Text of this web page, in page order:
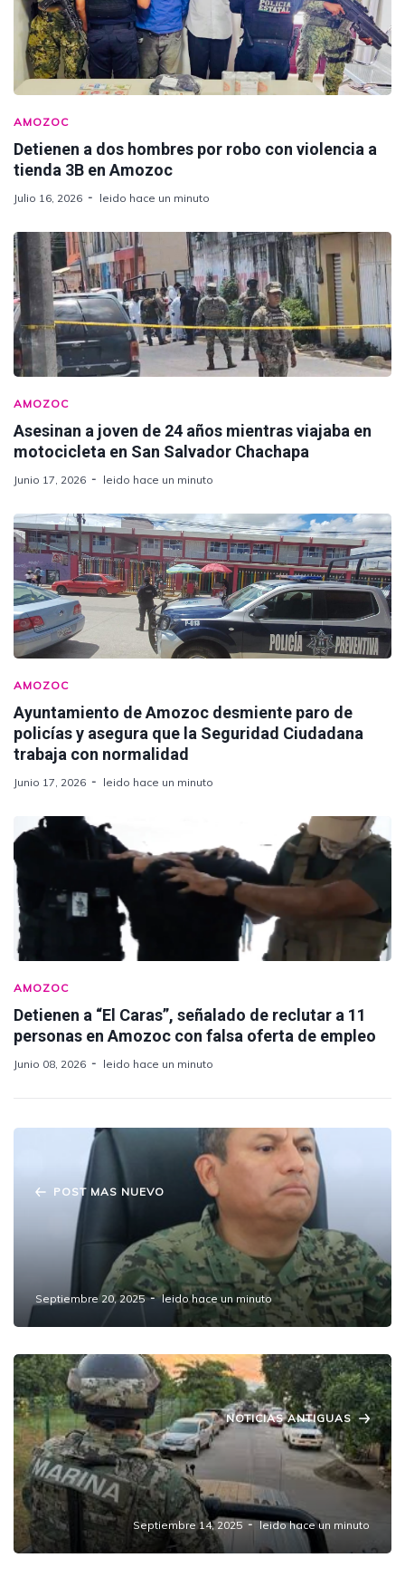
AMOZOC
Detienen a dos hombres por robo con violencia a
tienda 3B en Amozoc
Julio 16, 2026 leido hace un minuto
AMOZOC
Asesinan a joven de 24 años mientras viajaba en
motocicleta en San Salvador Chachapa
Junio 17, 2026 leido hace un minuto
AMOZOC
Ayuntamiento de Amozoc desmiente paro de
policías y asegura que la Seguridad Ciudadana
trabaja con normalidad
Junio 17, 2026 leido hace un minuto
AMOZOC
Detienen a “El Caras”, señalado de reclutar a 11
personas en Amozoc con falsa oferta de empleo
Junio 08, 2026 leido hace un minuto
POST MAS NUEVO
Identifican al reclutador de 11 jóvenes
desaparecidos en Amozoc; SSP Puebla
confirma avances en investigación
Septiembre 20, 2025 leido hace un minuto
NOTICIAS ANTIGUAS
César Rodríguez Moreno asume
responsabilidad de seguridad en Amozoc
tras atentado a José Luis Corrales
Septiembre 14, 2025 leido hace un minuto